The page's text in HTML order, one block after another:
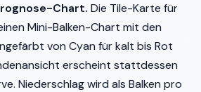
Chart. Die Tile-Karte für
Mini-Balken-Chart mit den
von Cyan für kalt bis Rot
erscheint stattdessen
Niederschlag wird als Balken pro